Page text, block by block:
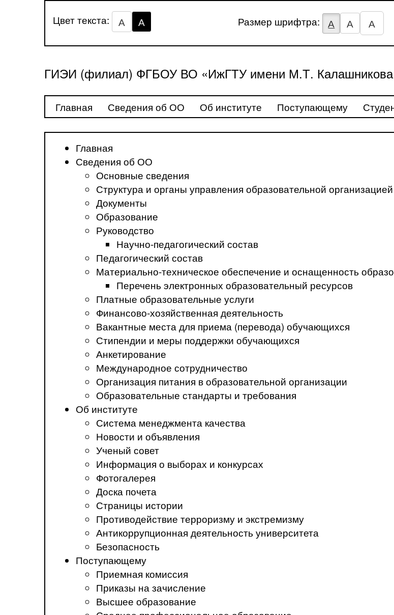
Цвет текста: А А Размер шрифтра: А А А
ГИЭИ (филиал) ФГБОУ ВО «ИжГТУ имени М.Т.
Главная Сведения об ОО Об институте Поступающему
Главная
Сведения об ОО
Основные сведения
Структура и органы управления образовательной организацией
Документы
Образование
Руководство
Научно-педагогический состав
Педагогический состав
Материально-техническое обеспечение и оснащенность
Перечень электронных образовательный ресурсов
Платные образовательные услуги
Финансово-хозяйственная деятельность
Вакантные места для приема (перевода) обучающихся
Стипендии и меры поддержки обучающихся
Анкетирование
Международное сотрудничество
Организация питания в образовательной организации
Образовательные стандарты и требования
Об институте
Система менеджмента качества
Новости и объявления
Ученый совет
Информация о выборах и конкурсах
Фотогалерея
Доска почета
Страницы истории
Противодействие терроризму и экстремизму
Антикоррупционная деятельность университета
Безопасность
Поступающему
Приемная комиссия
Приказы на зачисление
Высшее образование